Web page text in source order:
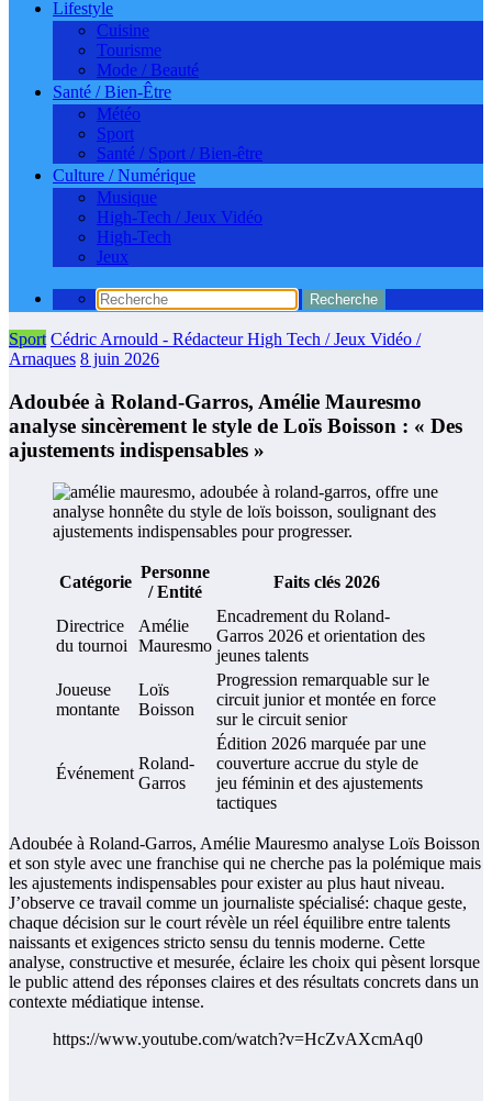
Lifestyle
Cuisine
Tourisme
Mode / Beauté
Santé / Bien-Être
Météo
Sport
Santé / Sport / Bien-être
Culture / Numérique
Musique
High-Tech / Jeux Vidéo
High-Tech
Jeux
Sport Cédric Arnould - Rédacteur High Tech / Jeux Vidéo /
Arnaques 8 juin 2026
Adoubée à Roland-Garros, Amélie Mauresmo
analyse sincèrement le style de Loïs Boisson : « Des
ajustements indispensables »
Catégorie
Personne
/ Entité
Faits clés 2026
Directrice
du tournoi
Amélie
Mauresmo
Encadrement du Roland-
Garros 2026 et orientation des
jeunes talents
Joueuse
montante
Loïs
Boisson
Progression remarquable sur le
circuit junior et montée en force
sur le circuit senior
Événement
Roland-
Garros
Édition 2026 marquée par une
couverture accrue du style de
jeu féminin et des ajustements
tactiques
Adoubée à Roland-Garros, Amélie Mauresmo analyse Loïs Boisson
et son style avec une franchise qui ne cherche pas la polémique mais
les ajustements indispensables pour exister au plus haut niveau.
J’observe ce travail comme un journaliste spécialisé: chaque geste,
chaque décision sur le court révèle un réel équilibre entre talents
naissants et exigences stricto sensu du tennis moderne. Cette
analyse, constructive et mesurée, éclaire les choix qui pèsent lorsque
le public attend des réponses claires et des résultats concrets dans un
contexte médiatique intense.
https://www.youtube.com/watch?v=HcZvAXcmAq0